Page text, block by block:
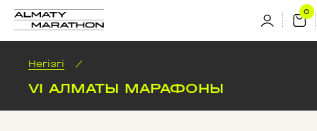
Негізгі /
VI АЛМАТЫ МАРАФОНЫ